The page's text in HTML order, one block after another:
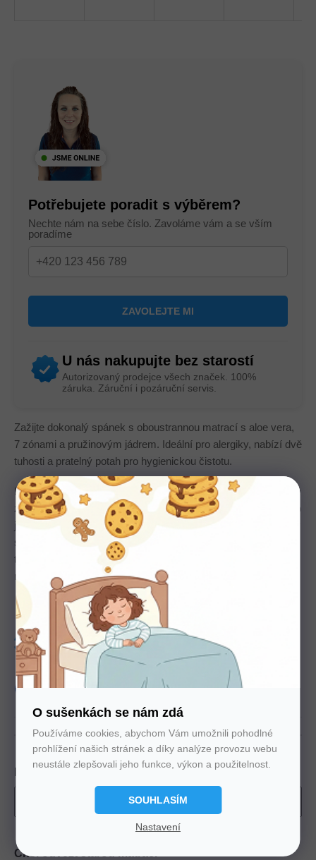
O sušenkách se nám zdá
Používáme cookies, abychom Vám umožnili pohodlné
prohlížení našich stránek a díky analýze provozu webu
neustále zlepšovali jeho funkce, výkon a použitelnost.
SOUHLASÍM
Nastavení
Potřebujete poradit s výběrem?
Nechte nám na sebe číslo. Zavoláme vám a se vším
poradíme
U nás nakupujte bez starostí
Autorizovaný prodejce všech značek. 100%
záruka. Záruční i pozáruční servis.
Chci odvézt starou matraci
Zažijte dokonalý spánek s oboustrannou matrací s aloe vera,
7 zónami a pružinovým jádrem. Ideální pro alergiky, nabízí dvě
tuhosti a pratelný potah pro hygienickou čistotu.
Luxusní taštičková matrace, která poskytuje individuální oporu
zvlášť v oblasti hlavy, ramen, trupu, boků a noh. Taškové jádro
je tvořeno z 1000 ks taštičkových pružin, které jsou uloženy v
samostatných sáčcích z netkané textílie, nezávisle podpírají
tělo a umožňují velmi dobře kopírovat a podporují dokonalé
rozložení hmotnosti.
3-4
Tuhost 140 Kg
Nosnost
25 cm
Výška Doprava
Slovenský
produkt